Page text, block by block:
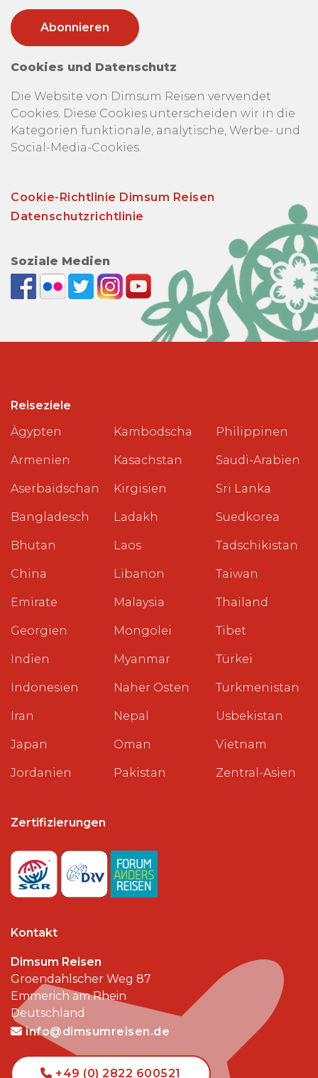
Cookies und Datenschutz
Die Website von Dimsum Reisen verwendet
Cookies. Diese Cookies unterscheiden wir in die
Kategorien funktionale, analytische, Werbe- und
Social-Media-Cookies.
Cookie-Richtlinie Dimsum Reisen
Datenschutzrichtlinie
Soziale Medien
Reiseziele
Ägypten
Armenien
Aserbaidschan
Bangladesch
Bhutan
China
Emirate
Georgien
Indien
Indonesien
Iran
Japan
Jordanien
Kambodscha
Kasachstan
Kirgisien
Ladakh
Laos
Libanon
Malaysia
Mongolei
Myanmar
Naher Osten
Nepal
Oman
Pakistan
Philippinen
Saudi-Arabien
Sri Lanka
Suedkorea
Tadschikistan
Taiwan
Thailand
Tibet
Türkei
Turkmenistan
Usbekistan
Vietnam
Zentral-Asien
Zertifizierungen
Kontakt
Dimsum Reisen
Groendahlscher Weg 87
Emmerich am Rhein
Deutschland
info@dimsumreisen.de
+49 (0) 2822 600521